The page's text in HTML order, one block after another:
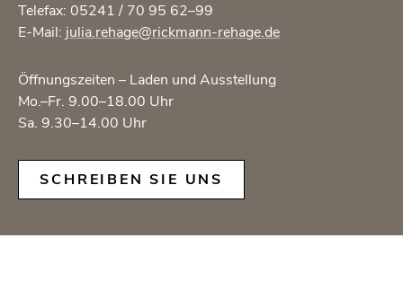
Te­le­fax: 05241 / 70 95 62–99
E-Mail: julia.​rehage@​rickmann-​rehage.​de
Öff­nungs­zei­ten – Laden und Aus­stel­lung
Mo.–Fr. 9.00–18.00 Uhr
Sa. 9.30–14.00 Uhr
SCHREI­BEN SIE UNS